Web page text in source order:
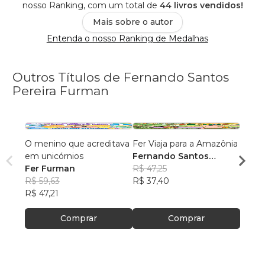
nosso Ranking, com um total de 44 livros vendidos!
Mais sobre o autor
Entenda o nosso Ranking de Medalhas
Outros Títulos de Fernando Santos
Pereira Furman
O menino que acreditava
em unicórnios
Fer Furman
R$ 59,63
R$ 47,21
Comprar
Fer Viaja para a Amazônia
Fernando Santos
Pereira Furman
R$ 47,25
R$ 37,40
Comprar
Cada
de ser